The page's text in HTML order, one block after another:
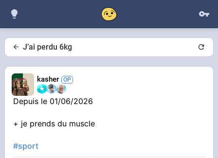
J’ai perdu 6kg
kasher
Depuis le 01/06/2026
+ je prends du muscle
#sport